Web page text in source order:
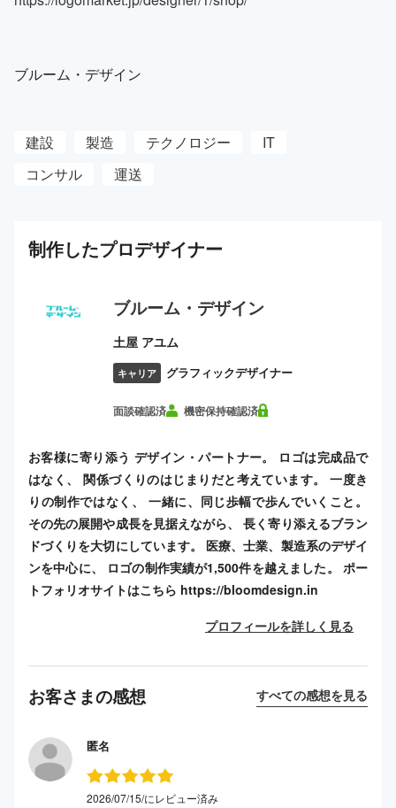
ブルーム・デザイン
建設 製造 テクノロジー
IT
コンサル
運送
制作したプロデザイナー
ブルーム・デザイン
土屋 アユム
キャリア グラフィックデザイナー
面談確認済 機密保持確認済
お客様に寄り添う デザイン・パートナー。 ロゴは完成品で
はなく、 関係づくりのはじまりだと考えています。 一度き
りの制作ではなく、 一緒に、同じ歩幅で歩んでいくこと。
その先の展開や成長を見据えながら、 長く寄り添えるブラン
ドづくりを大切にしています。 医療、士業、製造系のデザイ
ンを中心に、 ロゴの制作実績が1,500件を越えました。 ポー
トフォリオサイトはこちら https://bloomdesign.in
プロフィールを詳しく見る
お客さまの感想 すべての感想を見る
匿名
2026/07/15/にレビュー済み